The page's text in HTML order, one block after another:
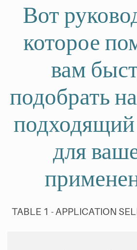
Вот
которое
вам
подобрать
для
TABLE 1 - APPLICATION